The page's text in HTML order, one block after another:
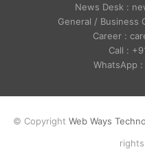
News Desk :
General / Business
Career :
Call :
WhatsApp
© Copyright Web Ways